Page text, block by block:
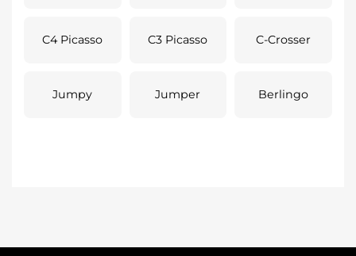
C4 Picasso C3 Picasso C-Crosser
Jumpy Jumper Berlingo